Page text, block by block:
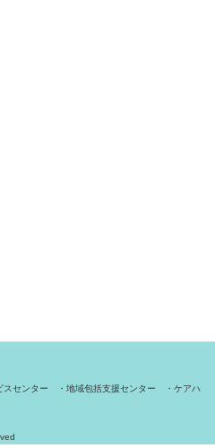
スセンター ・地域包括支援センター ・ケアハ